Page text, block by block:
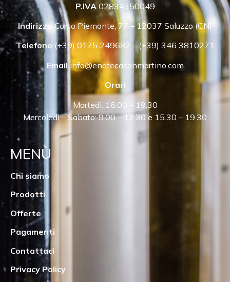
P.IVA02834350049
IndirizzoCorso Piemonte, 77 – 12037 Saluzzo (CN)
Telefono (+39) 0175 249682 – (+39) 346 3810271
Email info@enotecasanmartino.com
Orari
Martedì: 16.00 – 19.30
Mercoledì – Sabato: 9.00 – 12.30 e 15.30 – 19.30
MENÙ
Chi siamo
Prodotti
Offerte
Pagamenti
Contattaci
Privacy Policy